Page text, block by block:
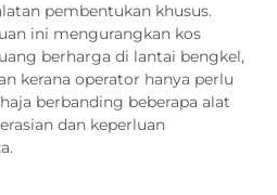
pembentukan khusus.
ini mengurangkan kos
berharga di lantai bengkel,
kerana operator hanya perlu
berbanding beberapa alat
dan keperluan